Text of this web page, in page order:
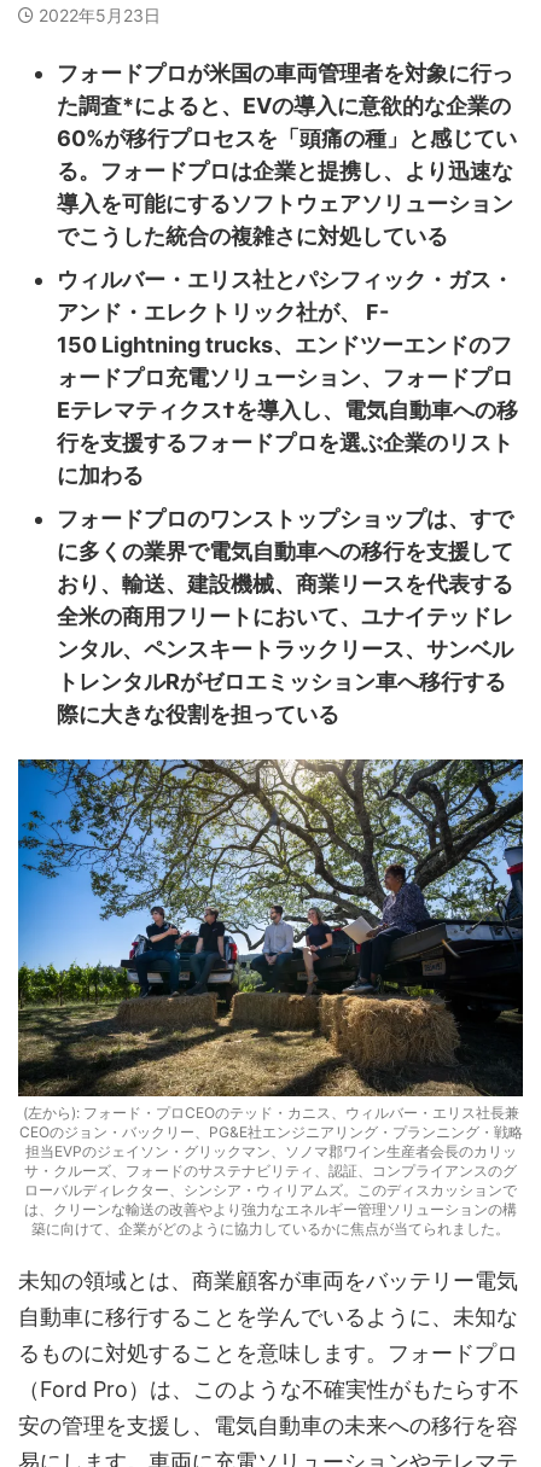
2022年5月23日
フォードプロが米国の車両管理者を対象に行っ
た調査*によると、EVの導入に意欲的な企業の
60%が移行プロセスを「頭痛の種」と感じてい
る。フォードプロは企業と提携し、より迅速な
導入を可能にするソフトウェアソリューション
でこうした統合の複雑さに対処している
ウィルバー・エリス社とパシフィック・ガス・
アンド・エレクトリック社が、 F-
150 Lightning trucks、エンドツーエンドのフ
ォードプロ充電ソリューション、フォードプロ
Eテレマティクス†を導入し、電気自動車への移
行を支援するフォードプロを選ぶ企業のリスト
に加わる
フォードプロのワンストップショップは、すで
に多くの業界で電気自動車への移行を支援して
おり、輸送、建設機械、商業リースを代表する
全米の商用フリートにおいて、ユナイテッドレ
ンタル、ペンスキートラックリース、サンベル
トレンタルRがゼロエミッション車へ移行する
際に大きな役割を担っている
(左から): フォード・プロCEOのテッド・カニス、ウィルバー・エリス社長兼
CEOのジョン・バックリー、PG&E社エンジニアリング・プランニング・戦略
担当EVPのジェイソン・グリックマン、ソノマ郡ワイン生産者会長のカリッ
サ・クルーズ、フォードのサステナビリティ、認証、コンプライアンスのグ
ローバルディレクター、シンシア・ウィリアムズ。このディスカッションで
は、クリーンな輸送の改善やより強力なエネルギー管理ソリューションの構
築に向けて、企業がどのように協力しているかに焦点が当てられました。
未知の領域とは、商業顧客が車両をバッテリー電気
自動車に移行することを学んでいるように、未知な
るものに対処することを意味します。フォードプロ
（Ford Pro）は、このような不確実性がもたらす不
安の管理を支援し、電気自動車の未来への移行を容
易にします。車両に充電ソリューションやテレマテ